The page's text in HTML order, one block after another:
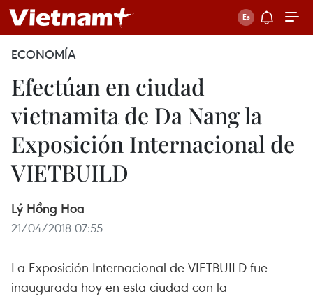
ECONOMÍA
Efectúan en ciudad
vietnamita de Da Nang la
Exposición Internacional de
VIETBUILD
Lý Hồng Hoa
21/04/2018 07:55
La Exposición Internacional de VIETBUILD fue
inaugurada hoy en esta ciudad con la